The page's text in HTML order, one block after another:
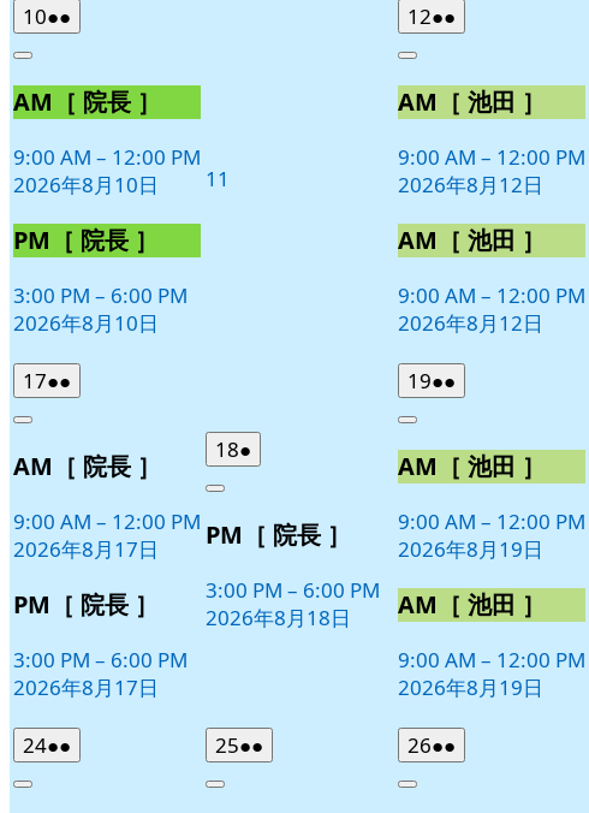
102026
年
月
10
日
●●
件
イ
ン
ト)
Close
AM［ 院長 ］
9:00 AM – 12:00 PM
2026年8月10日
PM［ 院長 ］
3:00 PM – 6:00 PM
2026年8月10日
11
122026
年
月
12
日
●●
件
イ
ン
ト)
Close
AM［ 池田 ］
9:00 AM – 12:00 PM
2026年8月12日
AM［ 池田 ］
9:00 AM – 12:00 PM
2026年8月12日
172026
年
月
日
●●
件
イ
ン
ト)
Close
AM［ 院長 ］
9:00 AM – 12:00 PM
2026年8月17日
PM［ 院長 ］
3:00 PM – 6:00 PM
2026年8月17日
182026
年
月
日
●
件
イ
ン
ト)
Close
PM［ 院長 ］
3:00 PM – 6:00 PM
2026年8月18日
192026
年
月
19
日
●●
件
イ
ン
ト)
Close
AM［ 池田 ］
9:00 AM – 12:00 PM
2026年8月19日
AM［ 池田 ］
9:00 AM – 12:00 PM
2026年8月19日
242026
年
●●
件
Close
252026
年
●●
件
Close
262026
年
●●
件
Close